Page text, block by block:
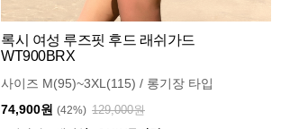
록시 여성 루즈핏 후드 래쉬가드
WT900BRX
사이즈 M(95)~3XL(115) / 롱기장 타입
74,900원 (42%) 129,000원